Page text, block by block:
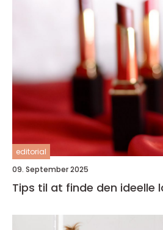
editorial
09. September 2025
Tips til at finde den